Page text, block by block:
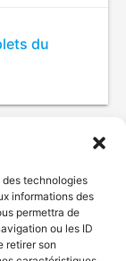
des technologies
informations des
permettra de
ou les ID
retirer son
du